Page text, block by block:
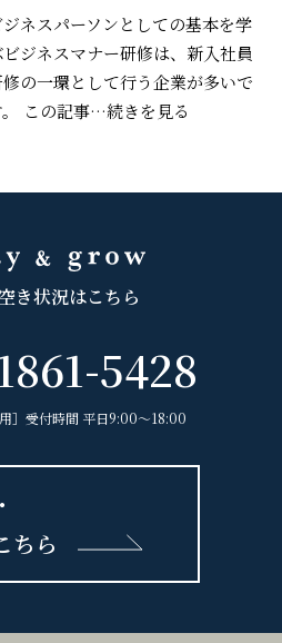
ジネスパーソンとしての基本を学
ビジネスマナー研修は、新入社員
の一環として行う企業が多いで
。 この記事…続きを見る
き状況はこちら
5428
用］受付時間 平日9:00〜18:00
ちら